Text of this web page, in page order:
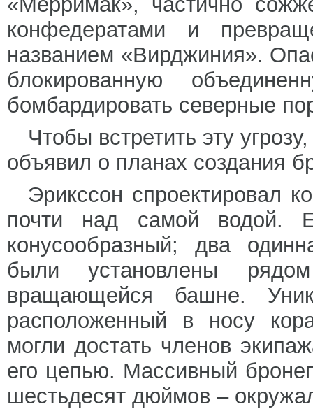
конфедератами и
названием «Вирджиния».
блокированную
бомбардировать северные
Чтобы встретить эту
объявил о планах создания
Эрикссон спроектировал
почти над самой водой.
конусообразный; два
были установлены
вращающейся башне.
расположенный в носу
могли достать членов
его цепью. Массивный
шестьдесят дюймов –